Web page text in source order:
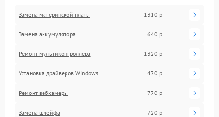
Замена материнской платы 1310 р
Замена аккумулятора 640 р
Ремонт мультиконтроллера 1320 р
Установка драйверов Windows 470 р
Ремонт вебкамеры 770 р
Замена шлейфа 720 р